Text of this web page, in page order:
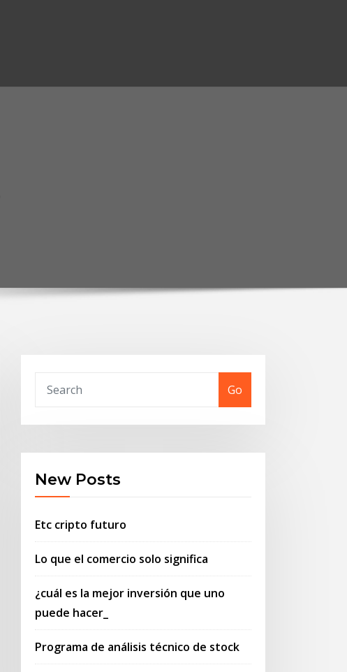
Go
New Posts
Etc cripto futuro
Lo que el comercio solo significa
¿cuál es la mejor inversión que uno
puede hacer_
Programa de análisis técnico de stock